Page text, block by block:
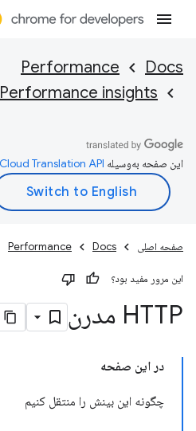
Docs
Performance
Performance insights
این صفحه به‌وسیله
صفحه اصلی Docs
Performance
این مرور مفید بود؟
HTTP مدرن
در این صفحه
چگونه این بینش را منتقل کنیم